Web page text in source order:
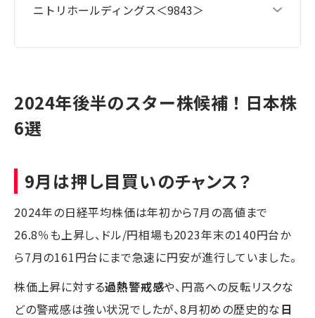
ニトリホールディングス＜9843＞
2024年後半のスター株候補！日本株
6選
9月は押し目買いのチャンス？
2024年の日経平均株価は年初から7月の高値まで
26.8％も上昇し、ドル/円相場も2023年末の140円台か
ら7月の161円台にまで急速に円安が進行していました。
株価上昇に対する過熱警戒感や、円高への反転リスクな
どの警戒感は強い状況でしたが、8月初めの歴史的な日